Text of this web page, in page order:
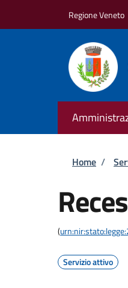
Regione Veneto
Home /
(
Servizio attivo